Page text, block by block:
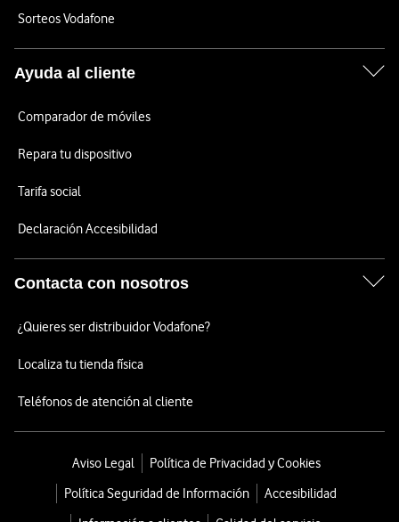
Sorteos Vodafone
Ayuda al cliente
Comparador de móviles
Repara tu dispositivo
Tarifa social
Declaración Accesibilidad
Contacta con nosotros
¿Quieres ser distribuidor Vodafone?
Localiza tu tienda física
Teléfonos de atención al cliente
Aviso Legal
Política de Privacidad y Cookies
Política Seguridad de Información
Accesibilidad